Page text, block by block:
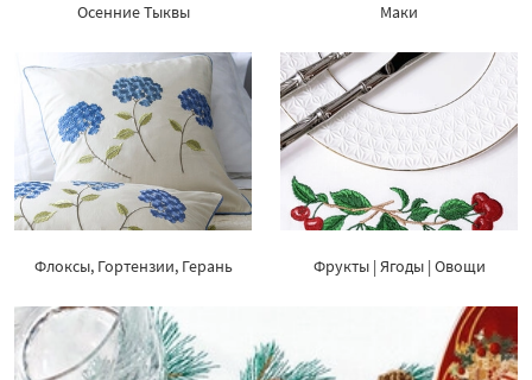
Осенние Тыквы Маки
Флоксы, Гортензии, Герань Фрукты | Ягоды | Овощи